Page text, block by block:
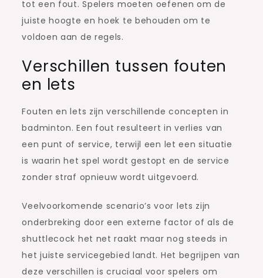
tot een fout. Spelers moeten oefenen om de
juiste hoogte en hoek te behouden om te
voldoen aan de regels.
Verschillen tussen fouten
en lets
Fouten en lets zijn verschillende concepten in
badminton. Een fout resulteert in verlies van
een punt of service, terwijl een let een situatie
is waarin het spel wordt gestopt en de service
zonder straf opnieuw wordt uitgevoerd.
Veelvoorkomende scenario’s voor lets zijn
onderbreking door een externe factor of als de
shuttlecock het net raakt maar nog steeds in
het juiste servicegebied landt. Het begrijpen van
deze verschillen is cruciaal voor spelers om